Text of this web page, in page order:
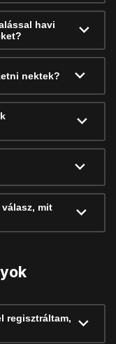
havi
nektek?
mit
regisztráltam,